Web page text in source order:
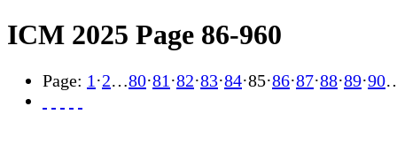
ICM 2025 Page 86-960
Page: 1 ·2…80·81 ·82·83·84·85·86·87·88·89·90